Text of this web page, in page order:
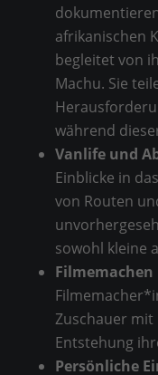
afrikanischen
begleitet von
Machu. Sie
während
Vanlife und
Einblicke in
von Routen
sowohl kleine
Zuschauer
Entstehung
Persönliche